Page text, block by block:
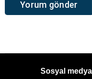
Sosyal medya